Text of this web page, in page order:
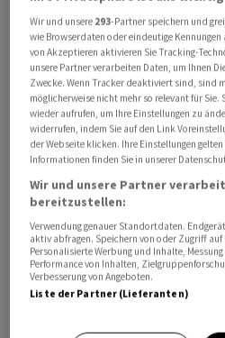
Kapitalmarktzinsen (Yield
Das Instrument sieht
und Zinsen um die Nullmarke
Laufzeitbereich vor.
von Uedas Vorgänger, dem
Haruhiko Kuroda.
In der Stellungnahme zum
das Versprechen enthalten,
längere Zeit auf dem aktuell
Zugleich signalisierten die
Bereitschaft, die Geldpolitik
Die grundlegende
Wir und unsere 293-Partner speichern und
wie Browserdaten oder eindeutige
von Akzeptieren aktivieren Sie Tracking-
unsere Partner verarbeiten Daten, um Ihnen
Zwecke. Wenn Tracker deaktiviert sind, sind
möglicherweise nicht mehr so relevant für Sie.
wieder aufrufen, um Ihre Einstellungen zu
widerrufen, indem Sie auf den Link
der Webseite klicken. Ihre Einstellungen
Informationen finden Sie in unserer
Wir und unsere Partner
bereitzustellen:
Verwendung genauer Standortdaten.
aktiv abfragen. Speichern von oder Zugriff
Personalisierte Werbung und Inhalte,
Performance von Inhalten,
Verbesserung von Angeboten.
Liste der Partner (Lieferanten)